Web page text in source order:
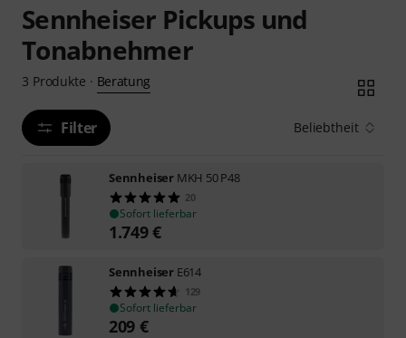
Sennheiser Pickups und
Tonabnehmer
3 Produkte · Beratung
Filter Beliebtheit
Sennheiser MKH 50 P48
20
Sofort lieferbar
1.749€
Sennheiser E614
129
Sofort lieferbar
209 €